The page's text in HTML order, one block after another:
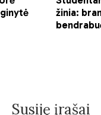
Susiję įrašai